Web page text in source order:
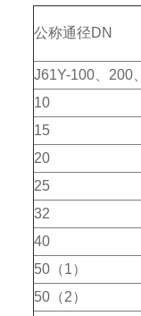
公称通径DN
J61Y-100、200
10
15
20
25
32
40
50（1）
50（2）